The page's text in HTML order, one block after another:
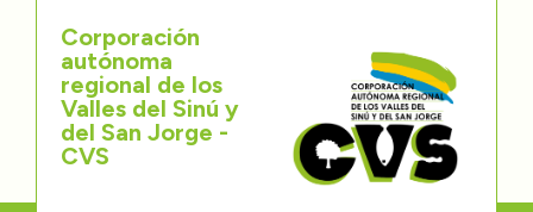
Trámites y Servicios
Contáctenos
Corporación
autónoma
regional de los
Valles del Sinú y
del San Jorge -
CVS